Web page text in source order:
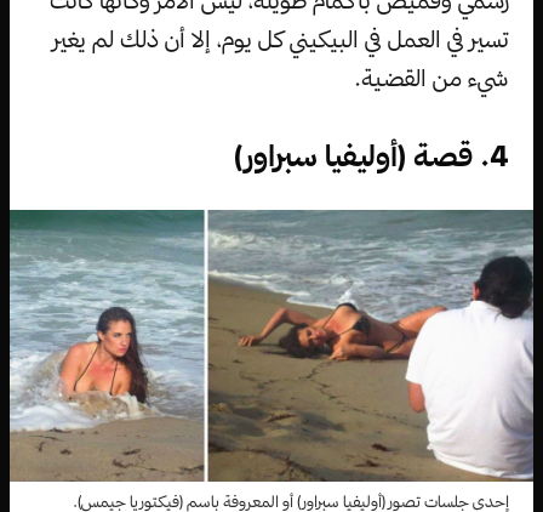
تسير في العمل في البيكيني كل يوم، إلا أن ذلك لم يغير
شيء من القضية.
4. قصة (أوليفيا سبراور)
إحدى جلسات تصور (أوليفيا سبراور) أو المعروفة باسم (فيكتوريا جيمس).